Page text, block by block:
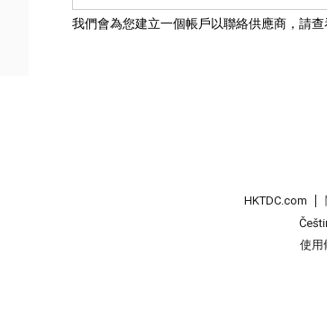
我們會為您建立一個帳戶以聯絡供應商，請查
HKTDC.com
使用